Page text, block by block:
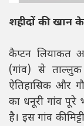
शहीदों की खान
कैप्टन लियाकत
(गांव) से
ऐतिहासिक और
का धनूरी गांव पूरे
है। इस गांव की